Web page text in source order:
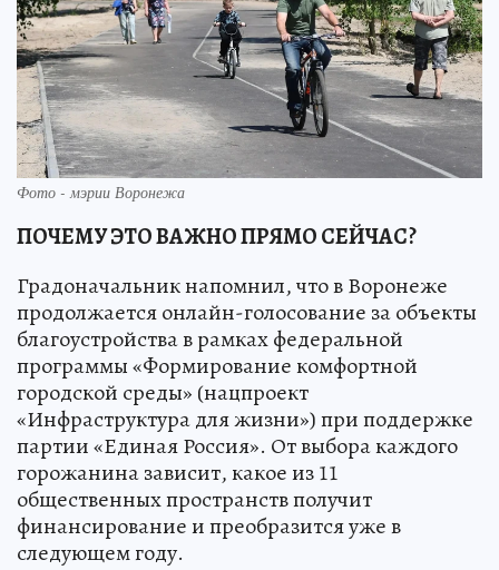
Фото - мэрии Воронежа
ПОЧЕМУ ЭТО ВАЖНО ПРЯМО СЕЙЧАС?
Градоначальник напомнил, что в Воронеже
продолжается онлайн-голосование за объекты
благоустройства в рамках федеральной
программы «Формирование комфортной
городской среды» (нацпроект
«Инфраструктура для жизни») при поддержке
партии «Единая Россия». От выбора каждого
горожанина зависит, какое из 11
общественных пространств получит
финансирование и преобразится уже в
следующем году.